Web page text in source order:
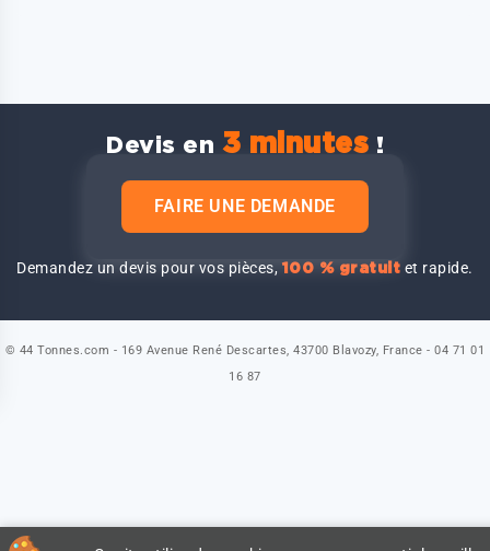
Devis en 3 minutes !
FAIRE UNE DEMANDE
Demandez un devis pour vos pièces,100 % gratuit et rapide.
© 44 Tonnes.com - 169 Avenue René Descartes, 43700 Blavozy, France - 04 71 01
16 87